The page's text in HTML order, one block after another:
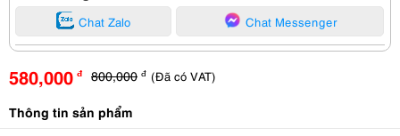
Chat Zalo Chat Messenger
580,000 đ 800,000 đ (Đã có VAT)
Thông tin sản phẩm